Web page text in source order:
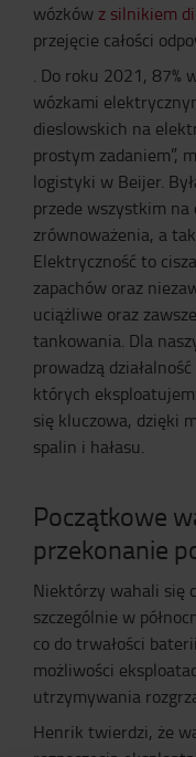
wózków z silnikiem
przejęcie całości
. Do roku 2021, 87%
wózkami
dieslowskich na
prostym zadaniem”,
logistyki w Beijer.
przede wszystkim
zrównoważenia, a
Elektryczność to
zapachów oraz
uciążliwe oraz
tankowania. Dla
prowadzą
których
się kluczowa, dzięki
spalin i hałasu.
Początkowe
przekonanie
Niektórzy wahali się
szczególnie w
co do trwałości
możliwości
utrzymywania
Henrik twierdzi, że